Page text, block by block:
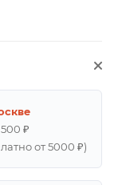
₽
от 5000 ₽)